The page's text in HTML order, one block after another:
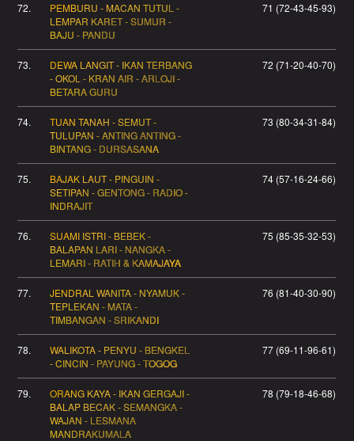
72.
PEMBURU - MACAN TUTUL -
LEMPAR KARET - SUMUR -
BAJU - PANDU
71 (72-43-45-93)
73.
DEWA LANGIT - IKAN TERBANG
- OKOL - KRAN AIR - ARLOJI -
BETARA GURU
72 (71-20-40-70)
74.
TUAN TANAH - SEMUT -
TULUPAN - ANTING ANTING -
BINTANG - DURSASANA
73 (80-34-31-84)
75.
BAJAK LAUT - PINGUIN -
SETIPAN - GENTONG - RADIO -
INDRAJIT
74 (57-16-24-66)
76.
SUAMI ISTRI - BEBEK -
BALAPAN LARI - NANGKA -
LEMARI - RATIH & KAMAJAYA
75 (85-35-32-53)
77.
JENDRAL WANITA - NYAMUK -
TEPLEKAN - MATA -
TIMBANGAN - SRIKANDI
76 (81-40-30-90)
78.
WALIKOTA - PENYU - BENGKEL
- CINCIN - PAYUNG - TOGOG
77 (69-11-96-61)
79.
ORANG KAYA - IKAN GERGAJI -
BALAP BECAK - SEMANGKA -
WAJAN - LESMANA
MANDRAKUMALA
78 (79-18-46-68)